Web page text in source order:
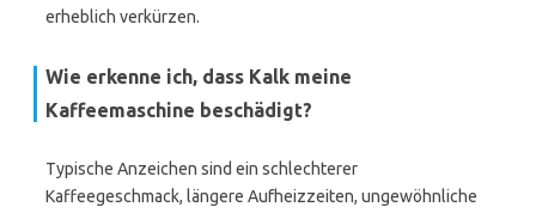
erheblich verkürzen.
Wie erkenne ich, dass Kalk meine
Kaffeemaschine beschädigt?
Typische Anzeichen sind ein schlechterer
Kaffeegeschmack, längere Aufheizzeiten, ungewöhnliche